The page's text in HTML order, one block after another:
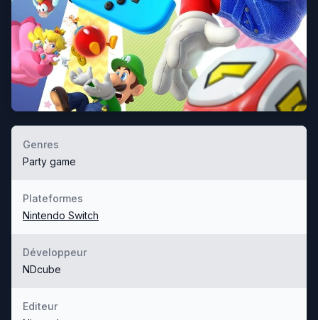
Genres
Party game
Plateformes
Nintendo Switch
Développeur
NDcube
Editeur